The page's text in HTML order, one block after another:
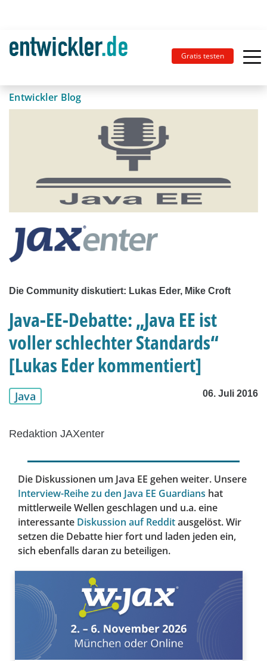
Gratis testen
Entwickler Blog
Die Community diskutiert: Lukas Eder, Mike Croft
Java-EE-Debatte: „Java EE ist
voller schlechter Standards“
[Lukas Eder kommentiert]
Java 06. Juli 2016
Redaktion JAXenter
Die Diskussionen um Java EE gehen weiter. Unsere
Interview-Reihe zu den Java EE Guardians hat
mittlerweile Wellen geschlagen und u.a. eine
interessante Diskussion auf Redditausgelöst. Wir
setzen die Debatte hier fort und laden jeden ein,
sich ebenfalls daran zu beteiligen.